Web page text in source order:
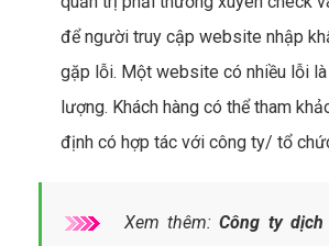
để người truy cập website nhập
gặp lỗi. Một website có nhiều lỗi
lượng. Khách hàng có thể tham
định có hợp tác với công ty/ tổ
Xem thêm:Công ty dịch